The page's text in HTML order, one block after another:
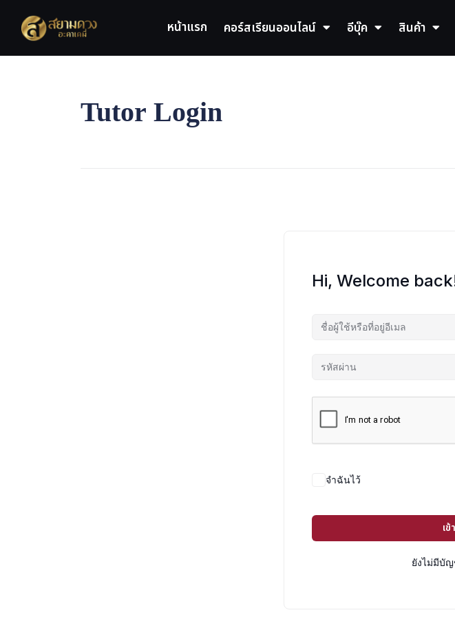
content
หน้าแรก คอร์สเรียนออนไลน์ อีบุ๊ค สินค้า
Tutor Login
Hi, Welcome
จำฉันไว้
เ
ยังไม่มีบัญ